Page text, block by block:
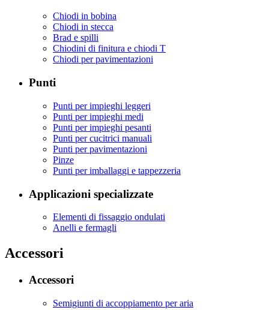
Chiodi in bobina
Chiodi in stecca
Brad e spilli
Chiodini di finitura e chiodi T
Chiodi per pavimentazioni
Punti
Punti per impieghi leggeri
Punti per impieghi medi
Punti per impieghi pesanti
Punti per cucitrici manuali
Punti per pavimentazioni
Pinze
Punti per imballaggi e tappezzeria
Applicazioni specializzate
Elementi di fissaggio ondulati
Anelli e fermagli
Accessori
Accessori
Semigiunti di accoppiamento per aria